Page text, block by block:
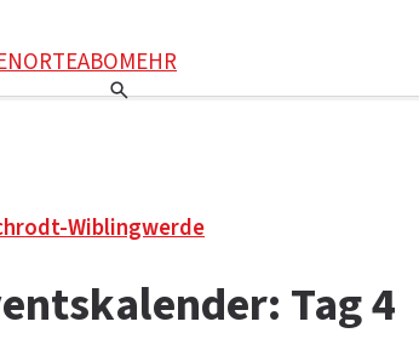
ORTEABOMEHR
Wiblingwerde
Tag 4